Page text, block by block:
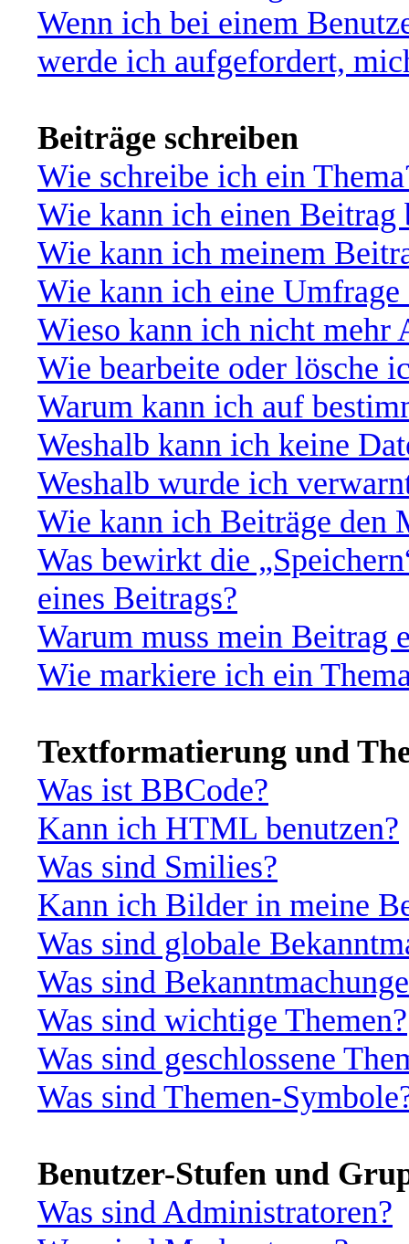
Wenn ich bei einem
werde ich aufgefordert,
Beiträge schreiben
Wie schreibe ich ein
Wie kann ich einen Beitrag
Wie kann ich meinem
Wie kann ich eine Umfrage
Wieso kann ich nicht mehr
Wie bearbeite oder lösche
Warum kann ich auf
Weshalb kann ich keine
Weshalb wurde ich
Wie kann ich Beiträge den
Was bewirkt die
eines Beitrags?
Warum muss mein Beitrag
Wie markiere ich ein
Textformatierung und
Was ist BBCode?
Kann ich HTML benutzen?
Was sind Smilies?
Kann ich Bilder in meine
Was sind globale
Was sind
Was sind wichtige Themen?
Was sind geschlossene
Was sind Themen-
Benutzer-Stufen und
Was sind Administratoren?